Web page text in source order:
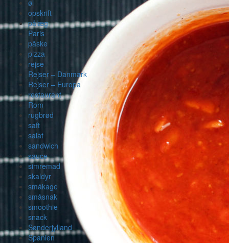
øl
opskrift
pålæg
Paris
påske
pizza
rejse
Rejser – Danmark
Rejser – Europa
restaurant
Rom
rugbrød
saft
salat
sandwich
sauce
simremad
skaldyr
småkage
småsnak
smoothie
snack
Sønderjylland
Spanien